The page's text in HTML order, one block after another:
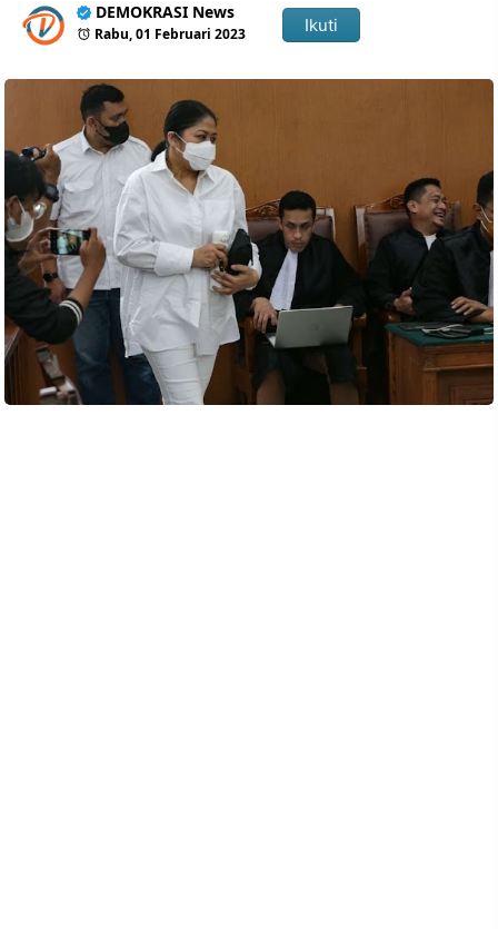
DEMOKRASI News
Rabu, 01 Februari 2023 Ikuti